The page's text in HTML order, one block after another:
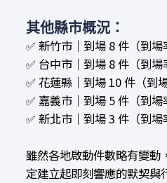
其他縣市概況：
✅ 新竹市｜到場 8 件（到場
✅ 台中市｜到場 8 件（到場
✅ 花蓮縣｜到場 10 件（到
✅ 嘉義市｜到場 5 件（到場
✅ 新北市｜到場 3 件（到場
雖然各地啟動件數略有變動
定建立起即刻響應的默契與